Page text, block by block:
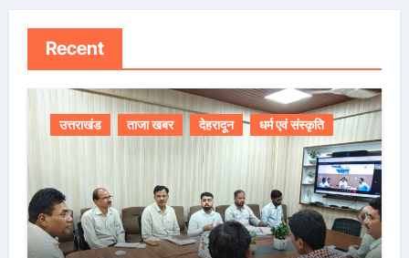
Recent
उत्तराखंड ताजा खबर देहरादून धर्म एवं संस्कृति